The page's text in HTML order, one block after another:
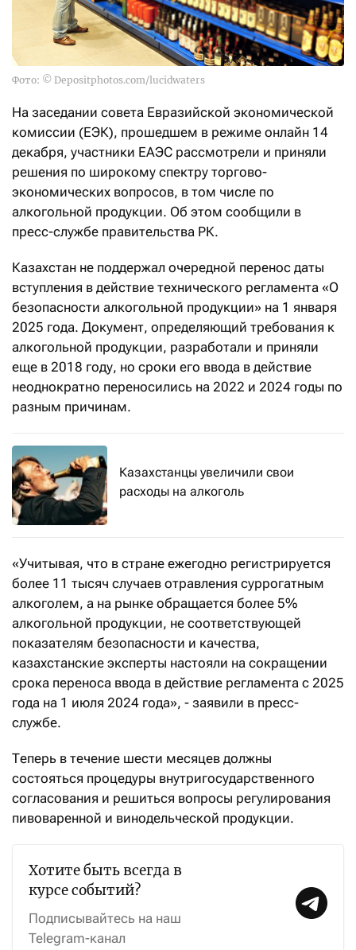
Фото: © Depositphotos.com/lucidwaters
На заседании совета Евразийской экономической
комиссии (ЕЭК), прошедшем в режиме онлайн 14
декабря, участники ЕАЭС рассмотрели и приняли
решения по широкому спектру торгово-
экономических вопросов, в том числе по
алкогольной продукции. Об этом сообщили в
пресс-службе правительства РК.
Казахстан не поддержал очередной перенос даты
вступления в действие технического регламента «О
безопасности алкогольной продукции» на 1 января
2025 года. Документ, определяющий требования к
алкогольной продукции, разработали и приняли
еще в 2018 году, но сроки его ввода в действие
неоднократно переносились на 2022 и 2024 годы по
разным причинам.
Казахстанцы увеличили свои
расходы на алкоголь
«Учитывая, что в стране ежегодно регистрируется
более 11 тысяч случаев отравления суррогатным
алкоголем, а на рынке обращается более 5%
алкогольной продукции, не соответствующей
показателям безопасности и качества,
казахстанские эксперты настояли на сокращении
срока переноса ввода в действие регламента с 2025
года на 1 июля 2024 года», - заявили в пресс-
службе.
Теперь в течение шести месяцев должны
состояться процедуры внутригосударственного
согласования и решиться вопросы регулирования
пивоваренной и винодельческой продукции.
Хотите быть всегда в
курсе событий?
Подписывайтесь на наш
Telegram-канал